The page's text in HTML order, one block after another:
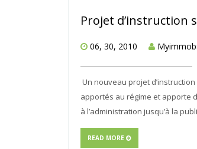
Projet d’instruction
06, 30, 2010
Un nouveau projet
apportés au régime et apporte
à l’administration jusqu’à la
READ MORE